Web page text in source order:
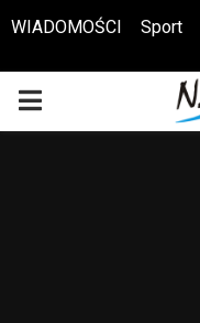
Otwórz pasek narzędzi
WIADOMOŚCI Sport
PRIMARY